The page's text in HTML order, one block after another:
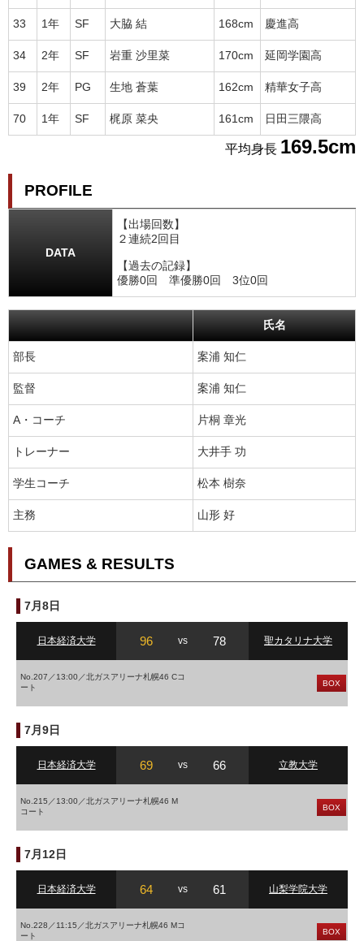
33 1年 SF 大脇 結 168cm 慶進高
34 2年 SF 岩重 沙里菜 170cm 延岡学園高
39 2年 PG 生地 蒼葉 162cm 精華女子高
70 1年 SF 梶原 菜央 161cm 日田三隈高
平均身長 169.5cm
PROFILE
DATA
【出場回数】
２連続2回目
【過去の記録】
優勝0回 準優勝0回 3位0回
氏名
部長 案浦 知仁
監督 案浦 知仁
A・コーチ 片桐 章光
トレーナー 大井手 功
学生コーチ 松本 樹奈
主務 山形 好
GAMES & RESULTS
7月8日
日本経済大学 96 vs 78 聖カタリナ大学
No.207／13:00／北ガスアリーナ札幌46 Cコ
ート
BOX
7月9日
日本経済大学 69 vs 66 立教大学
No.215／13:00／北ガスアリーナ札幌46 M
コート
BOX
7月12日
日本経済大学 64 vs 61 山梨学院大学
No.228／11:15／北ガスアリーナ札幌46 Mコ
ート
BOX